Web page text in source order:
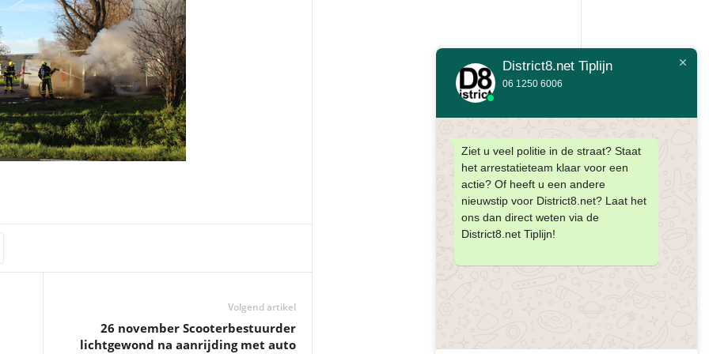
Volgend artikel
26 november Scooterbestuurder
lichtgewond na aanrijding met auto
District8.net Tiplijn
06 1250 6006
Ziet u veel politie in de straat? Staat
het arrestatieteam klaar voor een
actie? Of heeft u een andere
nieuwstip voor District8.net? Laat het
ons dan direct weten via de
District8.net Tiplijn!